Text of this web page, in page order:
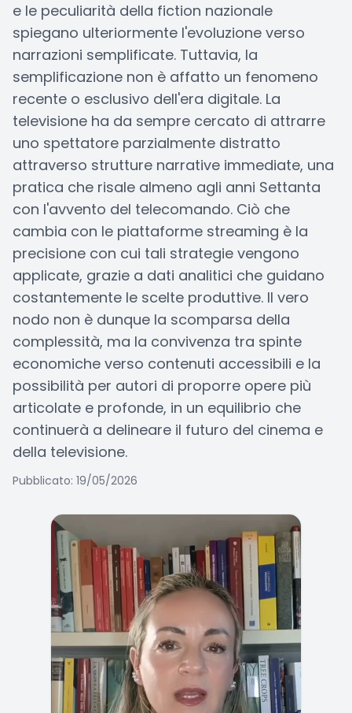
e le peculiarità della fiction nazionale
spiegano ulteriormente l'evoluzione verso
narrazioni semplificate. Tuttavia, la
semplificazione non è affatto un fenomeno
recente o esclusivo dell'era digitale. La
televisione ha da sempre cercato di attrarre
uno spettatore parzialmente distratto
attraverso strutture narrative immediate, una
pratica che risale almeno agli anni Settanta
con l'avvento del telecomando. Ciò che
cambia con le piattaforme streaming è la
precisione con cui tali strategie vengono
applicate, grazie a dati analitici che guidano
costantemente le scelte produttive. Il vero
nodo non è dunque la scomparsa della
complessità, ma la convivenza tra spinte
economiche verso contenuti accessibili e la
possibilità per autori di proporre opere più
articolate e profonde, in un equilibrio che
continuerà a delineare il futuro del cinema e
della televisione.
Pubblicato: 19/05/2026